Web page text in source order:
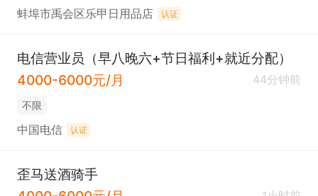
蚌埠市禹会区乐甲日用品店 认证
电信营业员（早八晚六+节日福利+就近分配）
4000-6000元/月
44分钟前
不限
中国电信 认证
歪马送酒骑手